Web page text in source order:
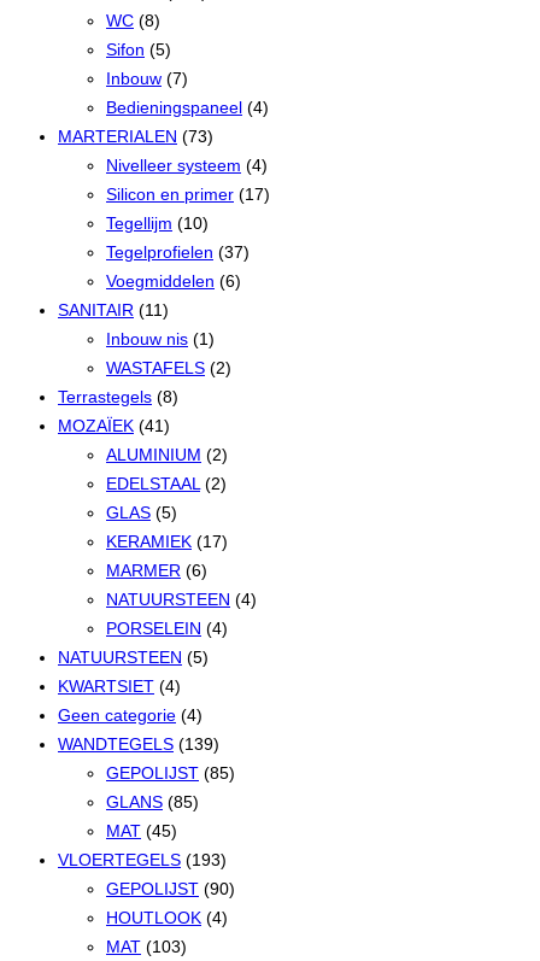
WC (8)
Sifon (5)
Inbouw (7)
Bedieningspaneel (4)
MARTERIALEN (73)
Nivelleer systeem (4)
Silicon en primer (17)
Tegellijm (10)
Tegelprofielen (37)
Voegmiddelen (6)
SANITAIR (11)
Inbouw nis (1)
WASTAFELS (2)
Terrastegels (8)
MOZAÏEK (41)
ALUMINIUM (2)
EDELSTAAL (2)
GLAS (5)
KERAMIEK (17)
MARMER (6)
NATUURSTEEN (4)
PORSELEIN (4)
NATUURSTEEN (5)
KWARTSIET (4)
Geen categorie (4)
WANDTEGELS (139)
GEPOLIJST (85)
GLANS (85)
MAT (45)
VLOERTEGELS (193)
GEPOLIJST (90)
HOUTLOOK (4)
MAT (103)